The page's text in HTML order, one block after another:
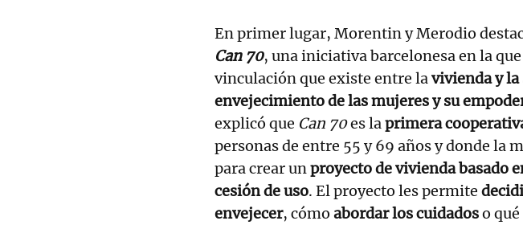
En primer lugar, Morentin y Merodio
Can 70, una iniciativa barcelonesa en la
vinculación que existe entre lavivienda y la
envejecimiento de las mujeres y su
explicó que Can 70es laprimera
personas de entre 55 y 69 años y donde la
para crear unproyecto de vivienda basado
cesión de uso. El proyecto les permite
envejecer, cómo abordar los cuidadoso